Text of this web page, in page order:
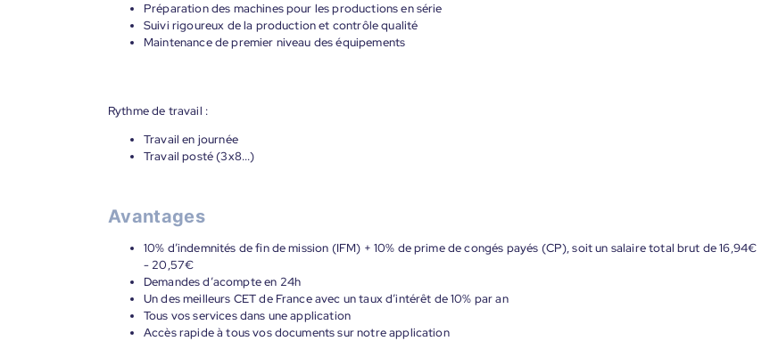
Préparation des machines pour les productions en série
Suivi rigoureux de la production et contrôle qualité
Maintenance de premier niveau des équipements
Rythme de travail :
Travail en journée
Travail posté (3x8...)
Avantages
10% d’indemnités de fin de mission (IFM) + 10% de prime de congés payés (CP), soit un salaire total brut de 16,94€
- 20,57€
Demandes d’acompte en 24h
Un des meilleurs CET de France avec un taux d’intérêt de 10% par an
Tous vos services dans une application
Accès rapide à tous vos documents sur notre application